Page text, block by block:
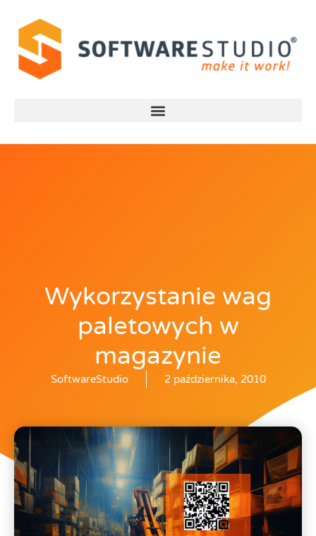
Wykorzystanie wag
paletowych w
magazynie
SoftwareStudio 2 października, 2010